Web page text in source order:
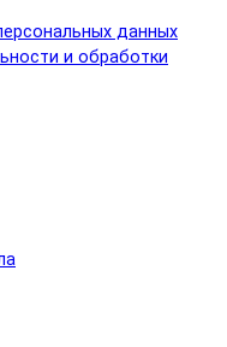
данных
и обработки